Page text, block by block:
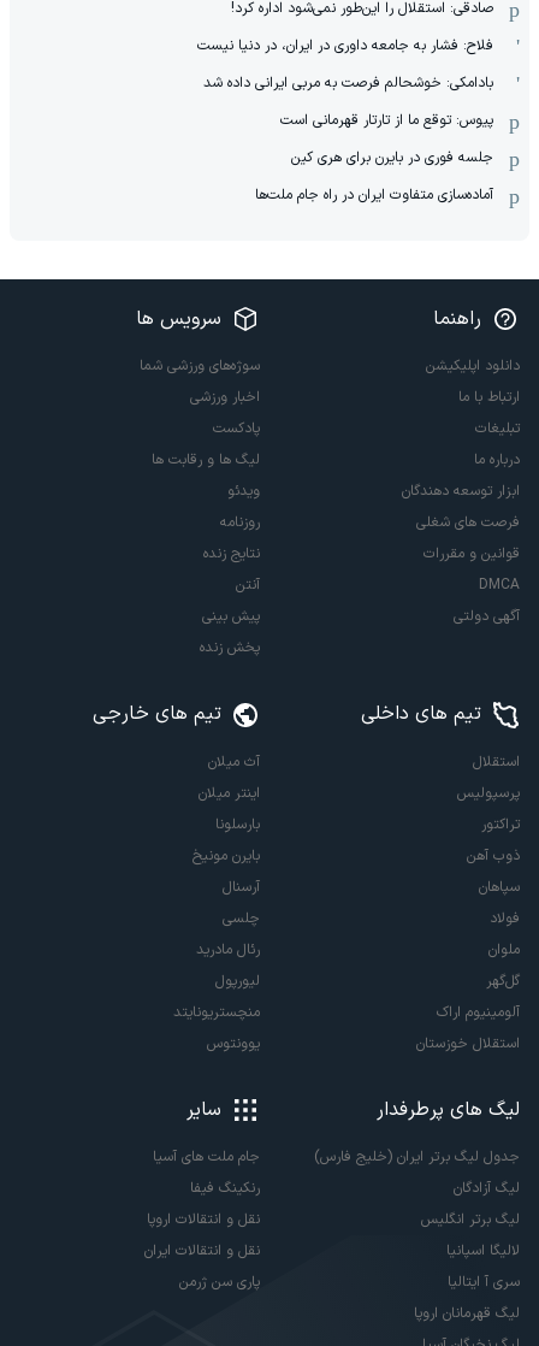
صادقی: استقلال را این‌طور نمی‌شود اداره کرد!
فلاح: فشار به جامعه داوری در ایران، در دنیا نیست
بادامکی: خوشحالم فرصت به مربی ایرانی داده شد
پیوس: توقع ما از تارتار قهرمانی است
جلسه فوری در بایرن برای هری کین
آماده‌سازی متفاوت ایران در راه جام ملت‌ها
راهنما
دانلود اپلیکیشن
ارتباط با ما
تبلیغات
درباره ما
ابزار توسعه دهندگان
فرصت های شغلی
قوانین و مقررات
DMCA
آگهی دولتی
سرویس ها
سوژه‌های ورزشی شما
اخبار ورزشی
پادکست
لیگ ها و رقابت ها
ویدئو
روزنامه
نتایج زنده
آنتن
پیش بینی
پخش زنده
تیم های داخلی
استقلال
پرسپولیس
تراکتور
ذوب آهن
سپاهان
فولاد
ملوان
گل‌گهر
آلومینیوم اراک
استقلال خوزستان
تیم های خارجی
آث میلان
اینتر میلان
بارسلونا
بایرن مونیخ
آرسنال
چلسی
رئال مادرید
لیورپول
منچستریونایتد
یوونتوس
لیگ های پرطرفدار
جدول لیگ برتر ایران (خلیج فارس)
لیگ آزادگان
لیگ برتر انگلیس
لالیگا اسپانیا
سری آ ایتالیا
لیگ قهرمانان اروپا
سایر
جام ملت های آسیا
رنکینگ فیفا
نقل و انتقالات اروپا
نقل و انتقالات ایران
پاری سن ژرمن